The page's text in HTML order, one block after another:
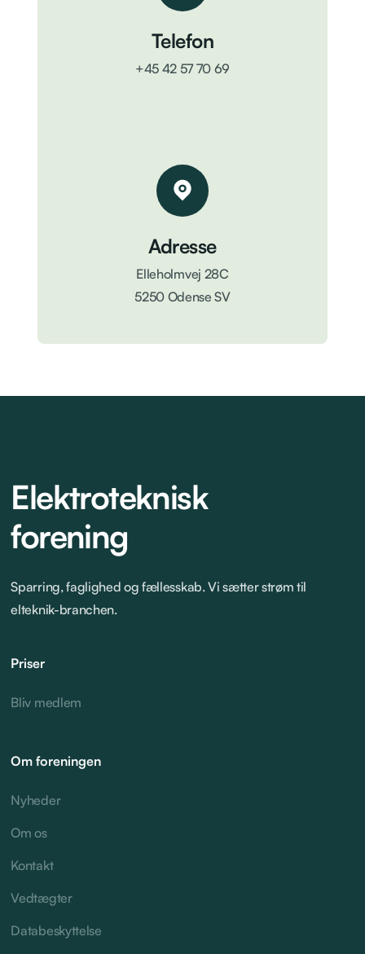
Telefon
+45 42 57 70 69
Adresse
Elleholmvej 28C
5250 Odense SV
Elektroteknisk
forening
Sparring, faglighed og fællesskab. Vi sætter strøm til
elteknik-branchen.
Priser
Bliv medlem
Om foreningen
Nyheder
Om os
Kontakt
Vedtægter
Databeskyttelse